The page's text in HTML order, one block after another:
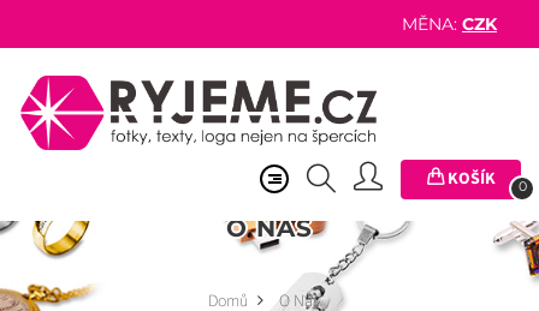
MĚNA: CZK
KOŠÍK 0
O NÁS
Domů O Nás